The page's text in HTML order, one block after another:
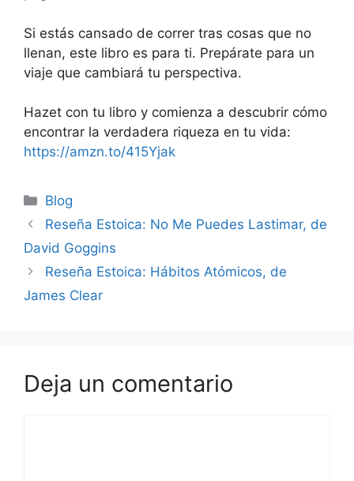
Si estás cansado de correr tras cosas que no
llenan, este libro es para ti. Prepárate para un
viaje que cambiará tu perspectiva.
Hazet con tu libro y comienza a descubrir cómo
encontrar la verdadera riqueza en tu vida:
https://amzn.to/415Yjak
Categorías
Blog
Reseña Estoica: No Me Puedes Lastimar, de
David Goggins
Reseña Estoica: Hábitos Atómicos, de
James Clear
Deja un comentario